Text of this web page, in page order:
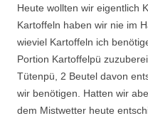
Heute wollten wir eigentlich
Kartoffeln haben wir nie im
wieviel Kartoffeln ich
Portion Kartoffelpü
Tütenpü, 2 Beutel davon
wir benötigen. Hatten wir
dem Mistwetter heute